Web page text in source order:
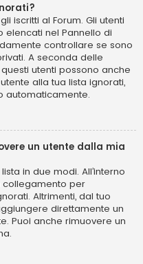
iscritti al Forum. Gli utenti
elencati nel Pannello di
controllare se sono
A seconda delle
utenti possono anche
alla tua lista ignorati,
automaticamente.
un utente dalla mia
in due modi. All’interno
collegamento per
Altrimenti, dal tuo
direttamente un
Puoi anche rimuovere un